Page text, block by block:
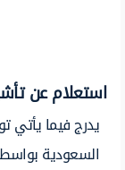
استعلام عن
يدرج فيما يأتي
السعودية